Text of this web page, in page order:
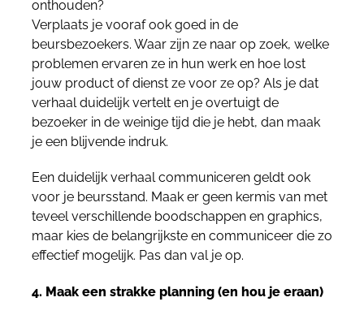
onthouden?
Verplaats je vooraf ook goed in de
beursbezoekers. Waar zijn ze naar op zoek, welke
problemen ervaren ze in hun werk en hoe lost
jouw product of dienst ze voor ze op? Als je dat
verhaal duidelijk vertelt en je overtuigt de
bezoeker in de weinige tijd die je hebt, dan maak
je een blijvende indruk.
Een duidelijk verhaal communiceren geldt ook
voor je beursstand. Maak er geen kermis van met
teveel verschillende boodschappen en graphics,
maar kies de belangrijkste en communiceer die zo
effectief mogelijk. Pas dan val je op.
4. Maak een strakke planning (en hou je eraan)